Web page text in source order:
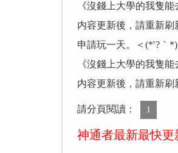
《沒錢上大學的我隻
内容更新後，請重新刷
申請玩一天。＜(*′?｀*)
《沒錢上大學的我隻
内容更新後，請重新刷
請分頁閱讀： 1
神通者最新最快更